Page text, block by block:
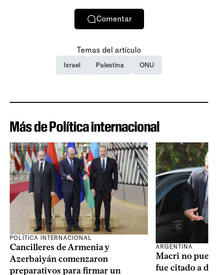
Comentar
Temas del artículo
Israel Palestina ONU
Más de Política internacional
POLÍTICA INTERNACIONAL
Cancilleres de Armenia y
Azerbaiyán comenzaron
preparativos para firmar un
ARGENTINA
Macri no
fue citado a